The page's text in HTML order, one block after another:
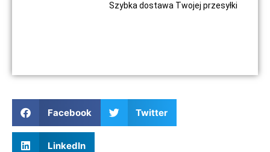
Facebook Twitter
LinkedIn
Szybka dostawa Twojej przesyłki